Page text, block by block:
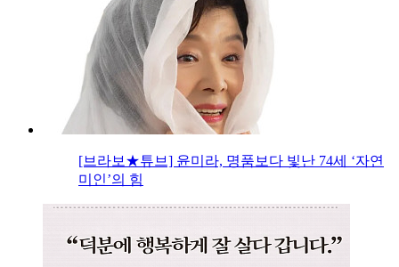
[브라보★튜브] 윤미라, 명품보다 빛난 74세 ‘자연
미인’의 힘